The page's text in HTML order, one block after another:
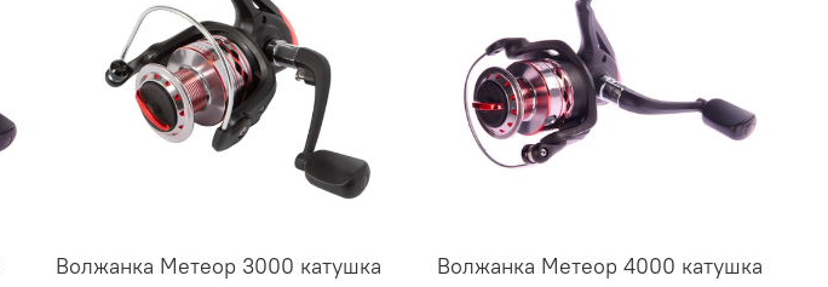
Волжанка Метеор 3000 катушка
Волжанка Метеор 4000 катушка